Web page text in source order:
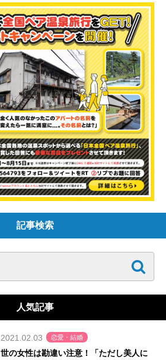
記事検索
人気記事
2021.02.03 恋愛・結婚
世の女性は勘違い注意！「ただし美人に